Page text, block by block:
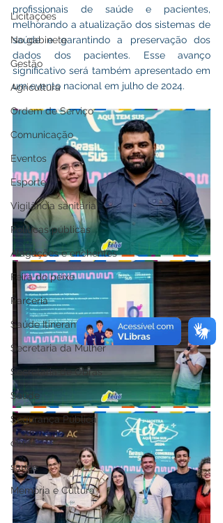
Licitações
No gabinete
Gestão
Agricultura
Ordem de Serviço
Comunicação
Eventos
Esporte
Vigilância sanitária
Políticas públicas
Alagações e enchentes
Feira do peixe
Parceria
Saúde Itinerante
Secretaria da Mulher
Secretaria de Obras
Saúde
Segurança Pública
obras
saude
Memória e Cultura
profissionais de saúde e pacientes,
melhorando a atualização dos sistemas de
saúde e garantindo a preservação dos
dados dos pacientes. Esse avanço
significativo será também apresentado em
um evento nacional em julho de 2024.